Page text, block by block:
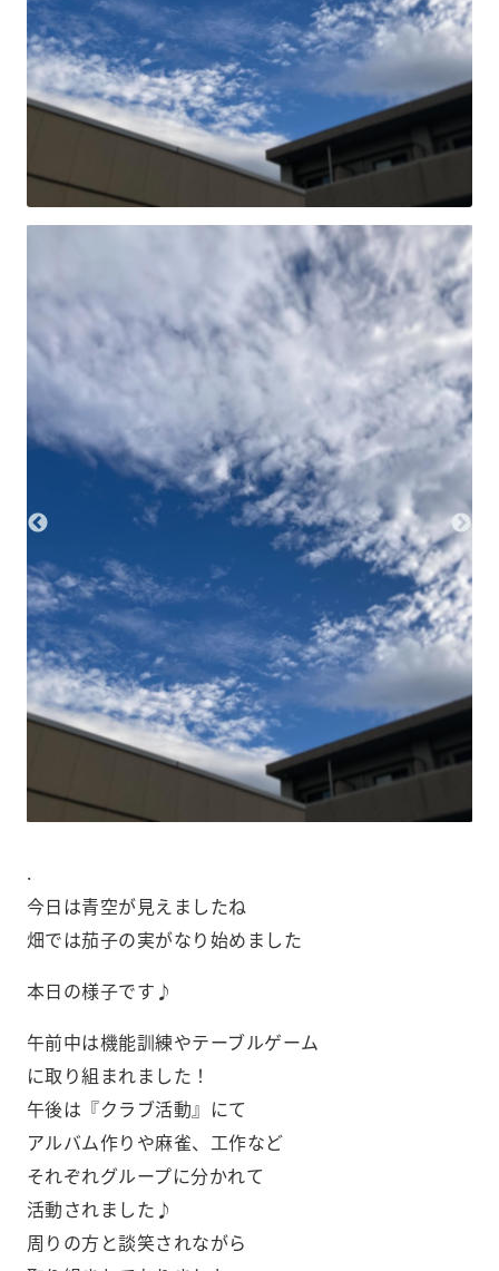
.
今日は青空が見えましたね️
畑では茄子の実がなり始めました
本日の様子です♪
午前中は機能訓練やテーブルゲーム
に取り組まれました！
午後は『クラブ活動』にて
アルバム作りや麻雀、工作など
それぞれグループに分かれて
活動されました♪
周りの方と談笑されながら